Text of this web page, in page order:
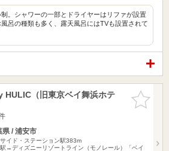
。シャワーの一部とドライヤーはリファが設置
呂の種類も多く、露天風呂にはTVも設置されて
お気に入
りに追加
HULIC（旧東京ベイ舞浜ホテ
県 / 浦安市
イド・ステーション駅383m
→ディズニーリゾートライン（モノレール）「ベイ